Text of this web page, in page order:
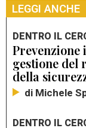
LEGGI ANCHE
DENTRO IL
gestione del
della
di Michele
DENTRO IL